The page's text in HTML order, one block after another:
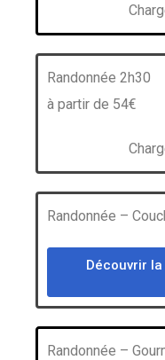
Randonnée 2h30
à partir de 54€
Randonnée –
Découvrir
Randonnée –